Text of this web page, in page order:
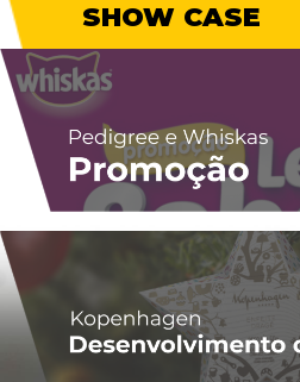
SHOW CASE